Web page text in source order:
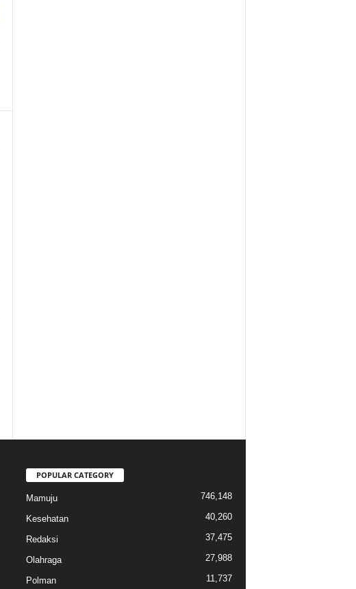
POPULAR CATEGORY
Mamuju 746,148
Kesehatan 40,260
Redaksi 37,475
Olahraga 27,988
Polman 11,737